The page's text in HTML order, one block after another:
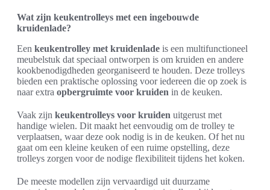
Wat zijn keukentrolleys met een ingebouwde
kruidenlade?
Een keukentrolley met kruidenlade is een multifunctioneel
meubelstuk dat speciaal ontworpen is om kruiden en andere
kookbenodigdheden georganiseerd te houden. Deze trolleys
bieden een praktische oplossing voor iedereen die op zoek is
naar extra opbergruimte voor kruiden in de keuken.
Vaak zijn keukentrolleys voor kruiden uitgerust met
handige wielen. Dit maakt het eenvoudig om de trolley te
verplaatsen, waar deze ook nodig is in de keuken. Of het nu
gaat om een kleine keuken of een ruime opstelling, deze
trolleys zorgen voor de nodige flexibiliteit tijdens het koken.
De meeste modellen zijn vervaardigd uit duurzame